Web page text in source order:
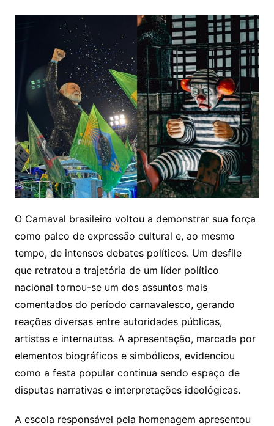
O Carnaval brasileiro voltou a demonstrar sua força
como palco de expressão cultural e, ao mesmo
tempo, de intensos debates políticos. Um desfile
que retratou a trajetória de um líder político
nacional tornou-se um dos assuntos mais
comentados do período carnavalesco, gerando
reações diversas entre autoridades públicas,
artistas e internautas. A apresentação, marcada por
elementos biográficos e simbólicos, evidenciou
como a festa popular continua sendo espaço de
disputas narrativas e interpretações ideológicas.
A escola responsável pela homenagem apresentou